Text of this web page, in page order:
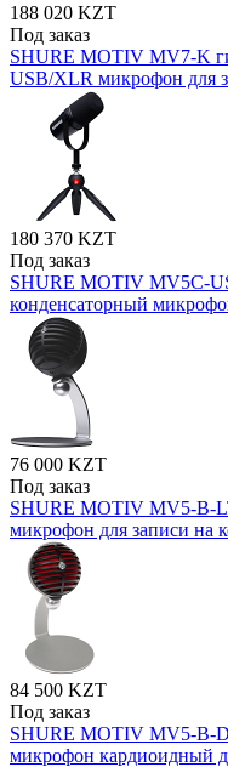
188 020 KZT
Под заказ
SHURE MOTIV MV7-K
USB/XLR микрофон для
180 370 KZT
Под заказ
SHURE MOTIV MV5C-
конденсаторный
76 000 KZT
Под заказ
SHURE MOTIV MV5-B-
микрофон для записи на
84 500 KZT
Под заказ
SHURE MOTIV MV5-B-
микрофон кардиоидный